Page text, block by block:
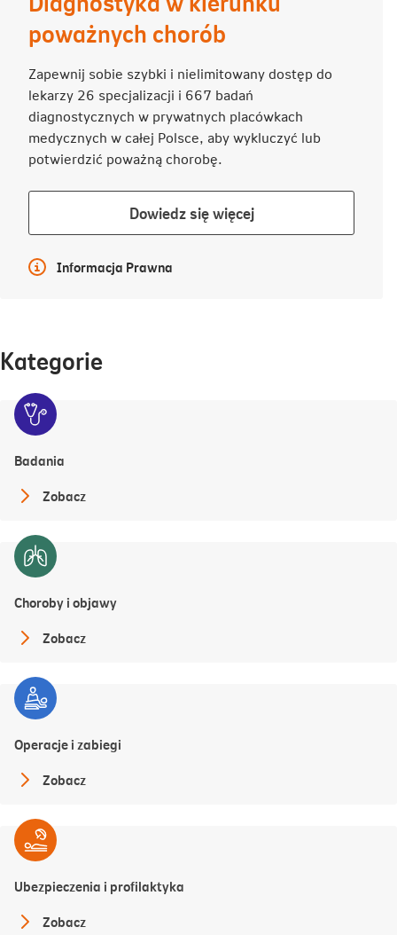
poważnych chorób
Zapewnij sobie szybki i nielimitowany dostęp do
lekarzy 26 specjalizacji i 667 badań
diagnostycznych w prywatnych placówkach
medycznych w całej Polsce, aby wykluczyć lub
potwierdzić poważną chorobę.
Dowiedz się więcejDowiedz
się
Więcej informacji
Informacja Prawna
Kategorie
Badania
Zobacz
Choroby i objawy
Zobacz
Operacje i zabiegi
Zobacz
Ubezpieczenia i profilaktyka
Zobacz